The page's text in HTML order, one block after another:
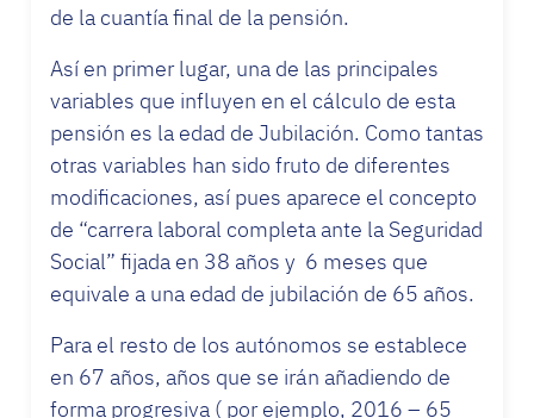
de la cuantía final de la pensión.
Así en primer lugar, una de las principales
variables que influyen en el cálculo de esta
pensión es la edad de Jubilación. Como tantas
otras variables han sido fruto de diferentes
modificaciones, así pues aparece el concepto
de “carrera laboral completa ante la Seguridad
Social” fijada en 38 años y 6 meses que
equivale a una edad de jubilación de 65 años.
Para el resto de los autónomos se establece
en 67 años, años que se irán añadiendo de
forma progresiva ( por ejemplo, 2016 – 65